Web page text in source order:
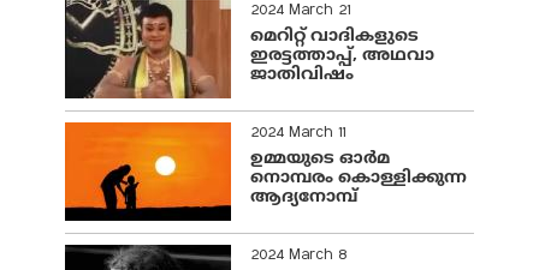
2024 March 21
മെറിറ്റ് വാദികളുടെ
ഇരട്ടത്താപ്പ്, അഥവാ
ജാതിവിഷം
2024 March 11
ഉമ്മയുടെ ഓർമ
നൊമ്പരം കൊള്ളിക്കുന്ന
ആദ്യനോമ്പ്
2024 March 8